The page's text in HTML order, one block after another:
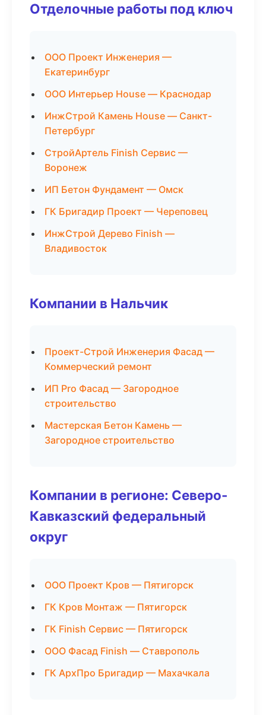
Отделочные работы под ключ
ООО Проект Инженерия —
Екатеринбург
ООО Интерьер House — Краснодар
ИнжСтрой Камень House — Санкт-
Петербург
СтройАртель Finish Сервис —
Воронеж
ИП Бетон Фундамент — Омск
ГК Бригадир Проект — Череповец
ИнжСтрой Дерево Finish —
Владивосток
Компании в Нальчик
Проект-Строй Инженерия Фасад —
Коммерческий ремонт
ИП Pro Фасад — Загородное
строительство
Мастерская Бетон Камень —
Загородное строительство
Компании в регионе: Северо-
Кавказский федеральный
округ
ООО Проект Кров — Пятигорск
ГК Кров Монтаж — Пятигорск
ГК Finish Сервис — Пятигорск
ООО Фасад Finish — Ставрополь
ГК АрхПро Бригадир — Махачкала